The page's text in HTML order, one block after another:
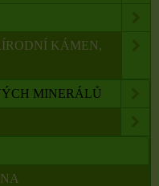
KÁMEN,
MINERÁLŮ